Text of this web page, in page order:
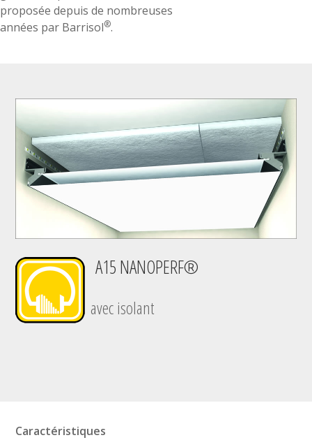
proposée depuis de nombreuses
années par Barrisol®.
A15 NANOPERF®
avec isolant
Caractéristiques